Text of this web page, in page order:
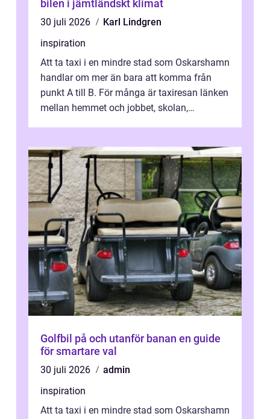
bilen i jämtländskt klimat
30 juli 2026
Karl Lindgren
inspiration
Att ta taxi i en mindre stad som Oskarshamn
handlar om mer än bara att komma från
punkt A till B. För många är taxiresan länken
mellan hemmet och jobbet, skolan,
Golfbil på och utanför banan en guide
för smartare val
30 juli 2026
admin
inspiration
Att ta taxi i en mindre stad som Oskarshamn